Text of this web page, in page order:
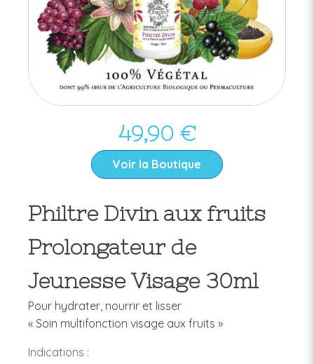
49,90 €
Voir la Boutique
Philtre Divin aux fruits
Prolongateur de
Jeunesse Visage 30ml
Pour hydrater, nourrir et lisser
« Soin multifonction visage aux fruits »
Indications :